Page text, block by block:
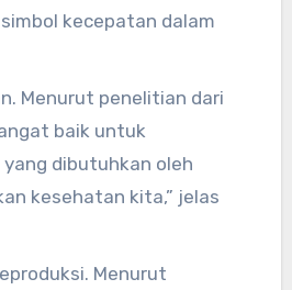
kecepatan dalam
Menurut penelitian dari
baik untuk
dibutuhkan oleh
kesehatan kita,” jelas
Menurut